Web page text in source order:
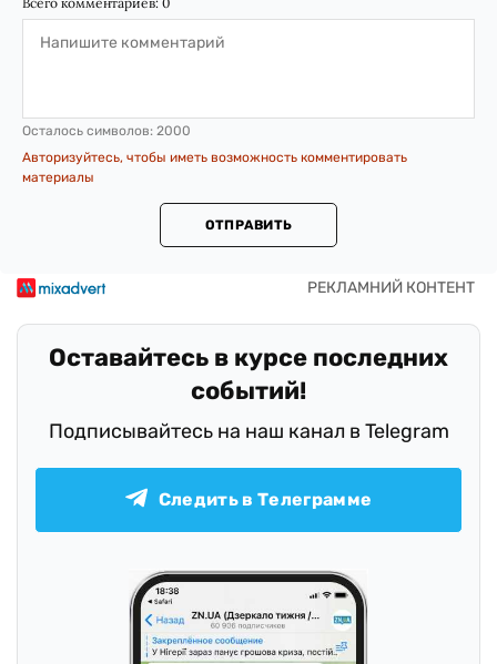
Осталось символов: 2000
Авторизуйтесь, чтобы иметь возможность комментировать
материалы
ОТПРАВИТЬ
Оставайтесь в курсе последних
событий!
Подписывайтесь на наш канал в Telegram
Следить в Телеграмме